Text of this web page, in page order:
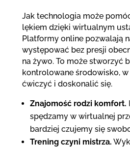
Jak technologia może
lękiem dzięki wirtualnym
Platformy online pozwalają
występować bez presji
na żywo. To może stworzyć
kontrolowane środowisko,
ćwiczyć i doskonalić się.
Znajomość rodzi komfort.
spędzamy w wirtualnej
bardziej czujemy się
Trening czyni mistrza.